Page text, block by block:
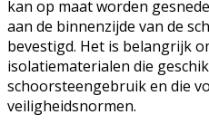
kan op maat worden
aan de binnenzijde van de
bevestigd. Het is belangrijk
isolatiematerialen die
schoorsteengebruik en die
veiligheidsnormen.